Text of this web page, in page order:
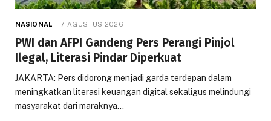
NASIONAL 7 AGUSTUS 2026
PWI dan AFPI Gandeng Pers Perangi Pinjol
Ilegal, Literasi Pindar Diperkuat
JAKARTA: Pers didorong menjadi garda terdepan dalam
meningkatkan literasi keuangan digital sekaligus melindungi
masyarakat dari maraknya…